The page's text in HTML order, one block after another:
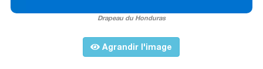
Drapeau du Honduras
Agrandir l'image